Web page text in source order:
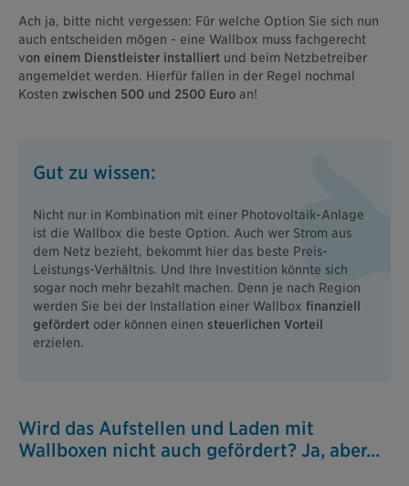
Ach ja, bitte nicht vergessen: Für welche Option Sie sich nun
auch entscheiden mögen - eine Wallbox muss fachgerecht
von einem Dienstleister installiert und beim Netzbetreiber
angemeldet werden. Hierfür fallen in der Regel nochmal
Kosten zwischen 500 und 2500 Euro an!
Gut zu wissen:
Nicht nur in Kombination mit einer Photovoltaik-Anlage
ist die Wallbox die beste Option. Auch wer Strom aus
dem Netz bezieht, bekommt hier das beste Preis-
Leistungs-Verhältnis. Und Ihre Investition könnte sich
sogar noch mehr bezahlt machen. Denn je nach Region
werden Sie bei der Installation einer Wallboxfinanziell
gefördert oder können einen steuerlichen Vorteil
erzielen.
Wird das Aufstellen und Laden mit
Wallboxen nicht auch gefördert? Ja, aber...